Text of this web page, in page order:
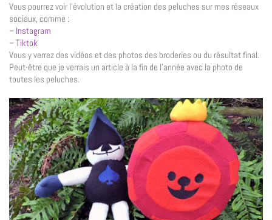
Vous pourrez voir l’évolution et la création des peluches sur mes réseaux
sociaux, comme :
– Instagram
–Tiktok
Vous y verrez des vidéos et des photos des broderies ou du résultat final.
Peut-être que je verrais un article à la fin de l’année avec la photo de
toutes les peluches.